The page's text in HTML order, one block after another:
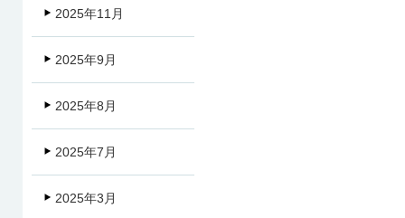
2025年11月
2025年9月
2025年8月
2025年7月
2025年3月